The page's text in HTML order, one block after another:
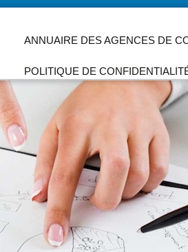
ANNUAIRE DES AGENCES DE
POLITIQUE DE